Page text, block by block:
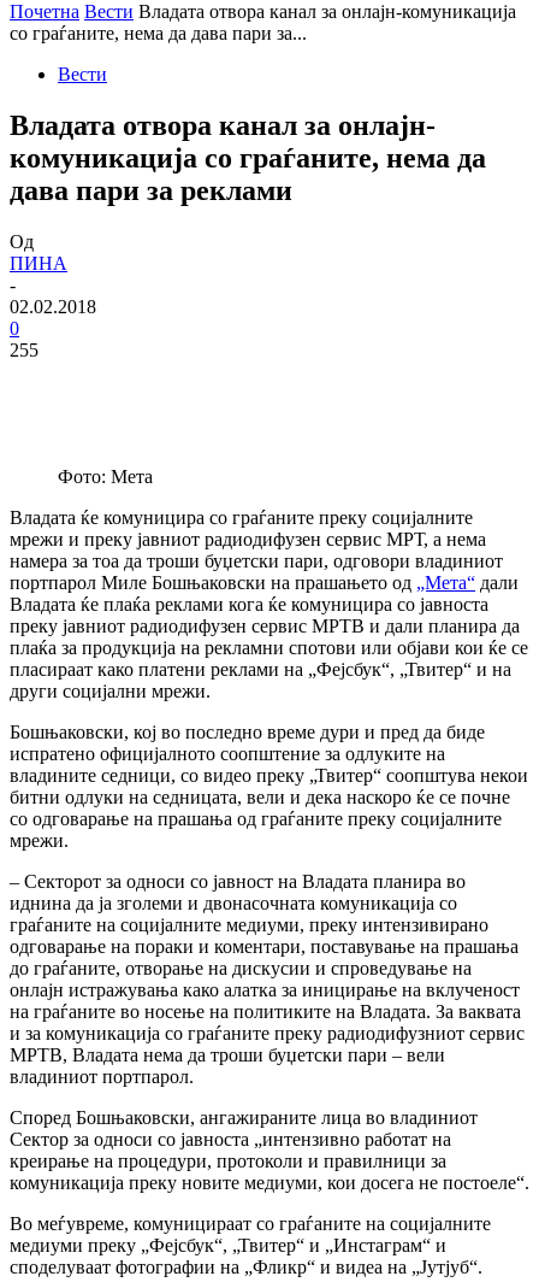
Почетна Вести Владата отвора канал за онлајн-комуникација
со граѓаните, нема да дава пари за...
Вести
Владата отвора канал за онлајн-
комуникација со граѓаните, нема да
дава пари за реклами
Од
ПИНА
-
02.02.2018
0
255
Фото: Мета
Владата ќе комуницира со граѓаните преку социјалните
мрежи и преку јавниот радиодифузен сервис МРТ, а нема
намера за тоа да троши буџетски пари, одговори владиниот
портпарол Миле Бошњаковски на прашањето од „Мета“ дали
Владата ќе плаќа реклами кога ќе комуницира со јавноста
преку јавниот радиодифузен сервис МРТВ и дали планира да
плаќа за продукција на рекламни спотови или објави кои ќе се
пласираат како платени реклами на „Фејсбук“, „Твитер“ и на
други социјални мрежи.
Бошњаковски, кој во последно време дури и пред да биде
испратено официјалното соопштение за одлуките на
владините седници, со видео преку „Твитер“ соопштува некои
битни одлуки на седницата, вели и дека наскоро ќе се почне
со одговарање на прашања од граѓаните преку социјалните
мрежи.
– Секторот за односи со јавност на Владата планира во
иднина да ја зголеми и двонасочната комуникација со
граѓаните на социјалните медиуми, преку интензивирано
одговарање на пораки и коментари, поставување на прашања
до граѓаните, отворање на дискусии и спроведување на
онлајн истражувања како алатка за иницирање на вклученост
на граѓаните во носење на политиките на Владата. За ваквата
и за комуникација со граѓаните преку радиодифузниот сервис
МРТВ, Владата нема да троши буџетски пари – вели
владиниот портпарол.
Според Бошњаковски, ангажираните лица во владиниот
Сектор за односи со јавноста „интензивно работат на
креирање на процедури, протоколи и правилници за
комуникација преку новите медиуми, кои досега не постоеле“.
Во меѓувреме, комуницираат со граѓаните на социјалните
медиуми преку „Фејсбук“, „Твитер“ и „Инстаграм“ и
споделуваат фотографии на „Фликр“ и видеа на „Јутјуб“.